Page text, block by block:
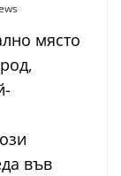
място
във